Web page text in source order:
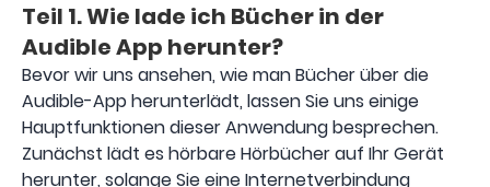
Teil 1. Wie lade ich Bücher in der
Audible App herunter?
Bevor wir uns ansehen, wie man Bücher über die
Audible-App herunterlädt, lassen Sie uns einige
Hauptfunktionen dieser Anwendung besprechen.
Zunächst lädt es hörbare Hörbücher auf Ihr Gerät
herunter, solange Sie eine Internetverbindung